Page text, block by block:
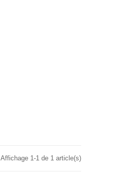
Affichage 1-1 de 1 article(s)